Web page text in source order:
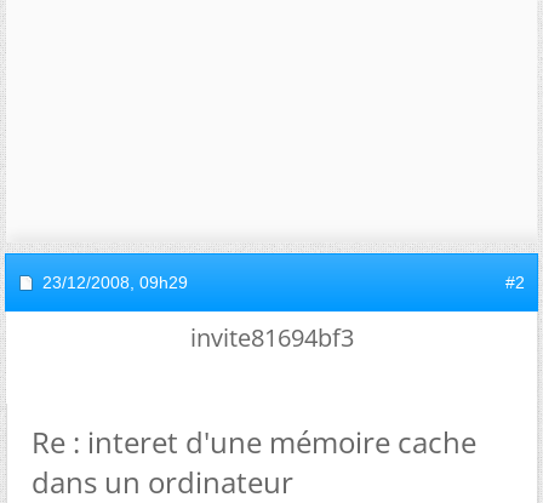
23/12/2008, 09h29 #2
invite81694bf3
Re : interet d'une mémoire cache
dans un ordinateur